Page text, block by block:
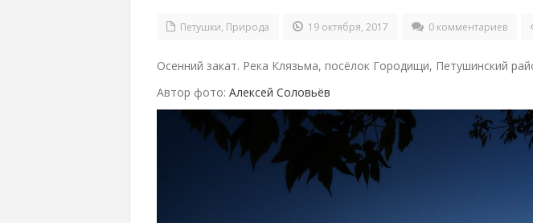
Петушки, Природа 19 октября, 2017 0 комментариев
Осенний закат. Река Клязьма, посёлок Городищи, Петушинский
Автор фото: Алексей Соловьёв